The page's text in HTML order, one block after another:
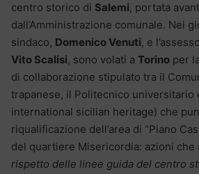
centro storico di Salemi, portata
dall’Amministrazione comunale. Nei
sindaco, Domenico Venuti, e
Vito Scalisi, sono volati a Torino per
di collaborazione stipulato tra il
trapanese, il Politecnico universitario
international sicilian heritage) che
riqualificazione dell’area di “Piano
del quartiere Misericordia: azioni che
rispetto delle linee guida del centro